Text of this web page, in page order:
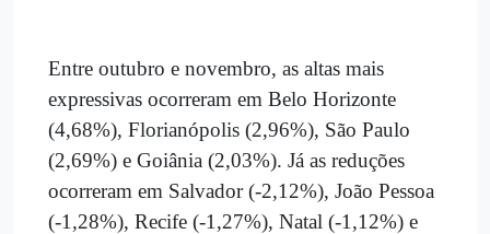
Entre outubro e novembro, as altas mais
expressivas ocorreram em Belo Horizonte
(4,68%), Florianópolis (2,96%), São Paulo
(2,69%) e Goiânia (2,03%). Já as reduções
ocorreram em Salvador (-2,12%), João Pessoa
(-1,28%), Recife (-1,27%), Natal (-1,12%) e